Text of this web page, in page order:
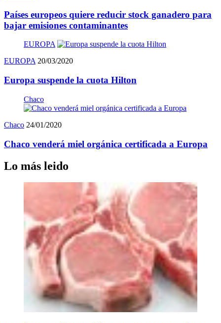
Países europeos quiere reducir stock ganadero para
bajar emisiones contaminantes
EUROPA
EUROPA 20/03/2020
Europa suspende la cuota Hilton
Chaco
Chaco 24/01/2020
Chaco venderá miel orgánica certificada a Europa
Lo más leido